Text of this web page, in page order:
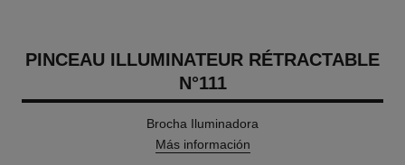
PINCEAU ILLUMINATEUR RÉTRACTABLE
N°111
Brocha Iluminadora
Más información